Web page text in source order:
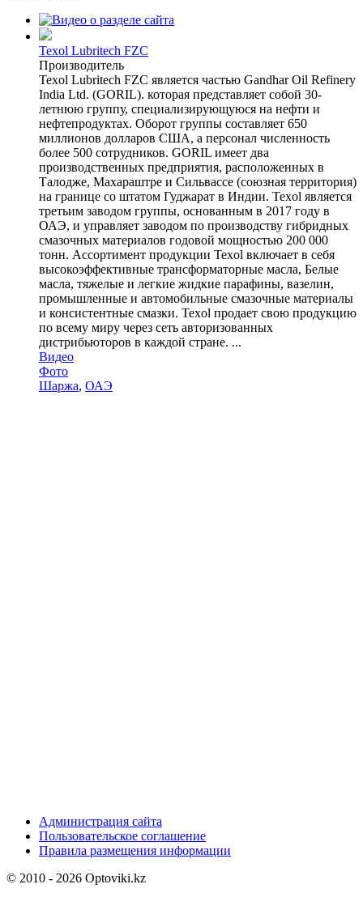
Texol Lubritech FZC
Производитель
Texol Lubritech FZC является частью Gandhar Oil Refinery
India Ltd. (GORIL). которая представляет собой 30-
летнюю группу, специализирующуюся на нефти и
нефтепродуктах. Оборот группы составляет 650
миллионов долларов США, а персонал численность
более 500 сотрудников. GORIL имеет два
производственных предприятия, расположенных в
Талодже, Махараштре и Сильвассе (союзная территория)
на границе со штатом Гуджарат в Индии. Texol является
третьим заводом группы, основанным в 2017 году в
ОАЭ, и управляет заводом по производству гибридных
смазочных материалов годовой мощностью 200 000
тонн. Ассортимент продукции Texol включает в себя
высокоэффективные трансформаторные масла, Белые
масла, тяжелые и легкие жидкие парафины, вазелин,
промышленные и автомобильные смазочные материалы
и консистентные смазки. Texol продает свою продукцию
по всему миру через сеть авторизованных
дистрибьюторов в каждой стране. ...
Видео
Фото
Шаржа, ОАЭ
Администрация сайта
Пользовательское соглашение
Правила размещения информации
© 2010 - 2026 Optoviki.kz